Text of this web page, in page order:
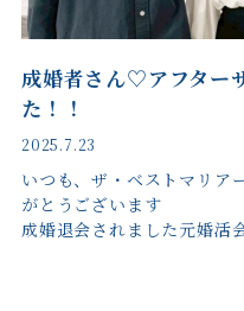
成婚者さん♡アフター
た！！
2025.7.23
いつも、ザ・ベストマリア
がとうございます
成婚退会されました元婚活